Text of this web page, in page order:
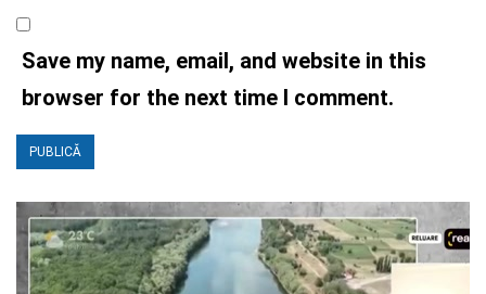
Save my name, email, and website in this
browser for the next time I comment.